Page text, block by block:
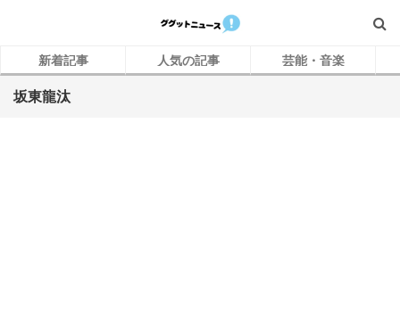
新着記事 人気の記事 芸能・音楽
坂東龍汰